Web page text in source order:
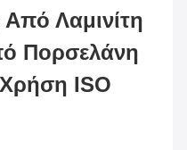
Από Λαμινίτη
Πορσελάνη
Χρήση ISO